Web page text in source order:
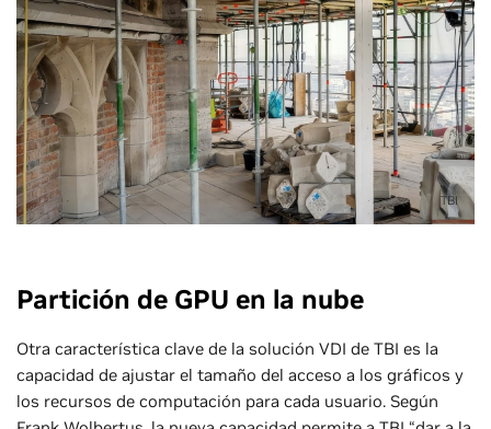
TBI
Partición de GPU en la nube
Otra característica clave de la solución VDI de TBI es la
capacidad de ajustar el tamaño del acceso a los gráficos y
los recursos de computación para cada usuario. Según